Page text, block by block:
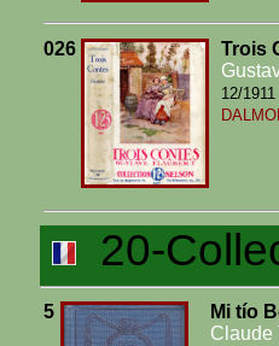
026
Trois
12/1911
20-
5
Mi tío
Claude